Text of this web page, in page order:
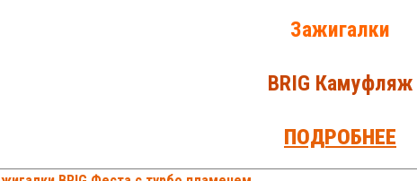
Зажигалки
BRIG Камуфляж
ПОДРОБНЕЕ